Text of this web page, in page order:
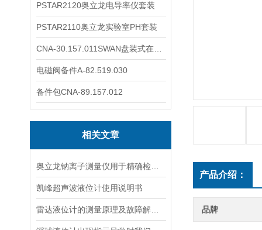
PSTAR2120奥立龙电导率仪套装
PSTAR2110奥立龙实验室PH套装
电磁阀备件A-82.519.030
备件包CNA-89.157.012
相关文章
凯峰超声波液位计使用说明书
产品介绍：
品牌